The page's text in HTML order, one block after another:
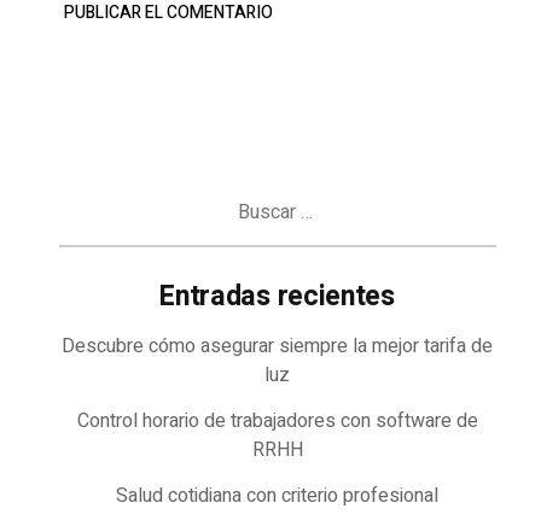
Entradas recientes
Descubre cómo asegurar siempre la mejor tarifa de
luz
Control horario de trabajadores con software de
RRHH
Salud cotidiana con criterio profesional